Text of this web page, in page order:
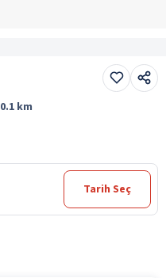
0.1 km
Tarih Seç